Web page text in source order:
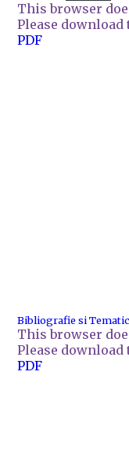
This browser
Please
PDF
Bibliografie si
This browser
Please
PDF